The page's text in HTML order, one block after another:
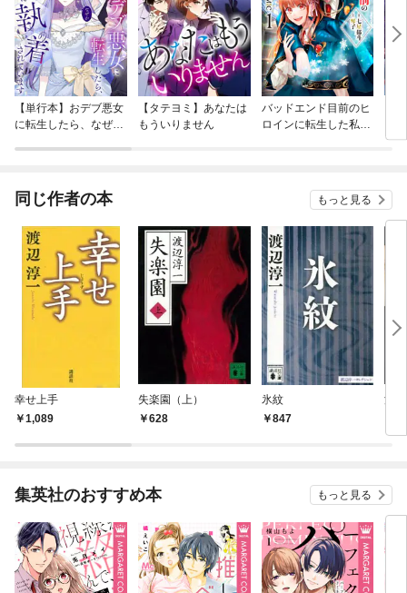
【単行本】おデブ悪女
に転生したら、なぜか
【タテヨミ】あなたは
もういりません
バッドエンド目前のヒ
ロインに転生した私、
同じ作者の本 もっと見る
幸せ上手
1,089
失楽園（上）
628
氷紋
847
泪壺
集英社のおすすめ本 もっと見る